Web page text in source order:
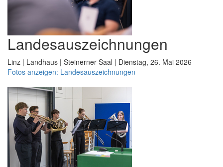
Landesauszeichnungen
Linz | Landhaus | Steinerner Saal | Dienstag, 26. Mai 2026
Fotos anzeigen: Landesauszeichnungen